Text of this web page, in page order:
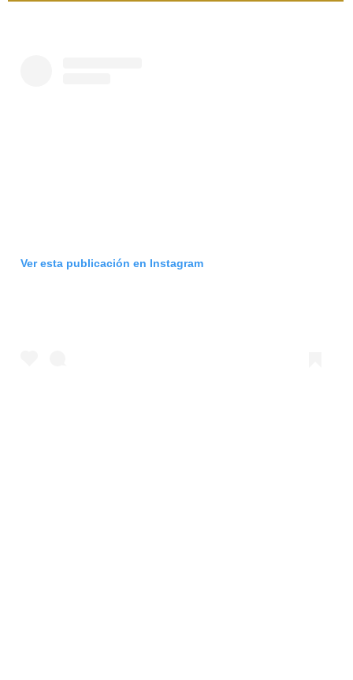
Ver esta publicación en Instagram